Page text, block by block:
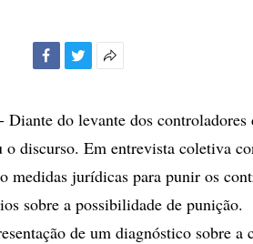
compartilhamento
do levante dos
discurso. Em entrevista coletiva
medidas jurídicas para punir os
sobre a possibilidade de punição.
de um diagnóstico sobre a